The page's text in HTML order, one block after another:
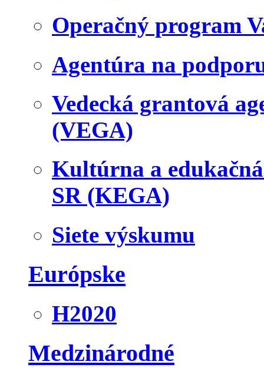
Operačný program
Agentúra na
Vedecká grantová
(VEGA)
Kultúrna a
SR (KEGA)
Siete výskumu
Európske
H2020
Medzinárodné